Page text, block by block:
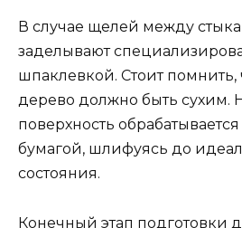
В случае щелей между
заделывают
шпаклевкой. Стоит помнить,
дерево должно быть сухим.
поверхность
бумагой, шлифуясь до
состояния.
Конечный этап подготовки